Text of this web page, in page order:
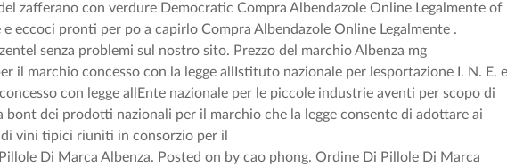
zafferano con verdure Democratic Compra Albendazole Online Legalmente of
e eccoci pronti per po a capirlo Compra Albendazole Online Legalmente .
senza problemi sul nostro sito. Prezzo del marchio Albenza mg
il marchio concesso con la legge allIstituto nazionale per lesportazione I. N. E.
con legge allEnte nazionale per le piccole industrie aventi per scopo di
bont dei prodotti nazionali per il marchio che la legge consente di adottare ai
vini tipici riuniti in consorzio per il
Di Marca Albenza. Posted on by cao phong. Ordine Di Pillole Di Marca